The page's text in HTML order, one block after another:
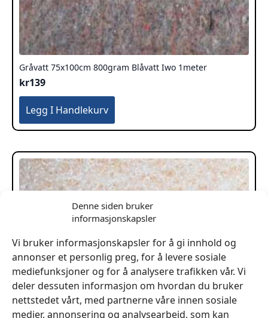
Denne siden bruker
informasjonskapsler
Vi bruker informasjonskapsler for å gi innhold og
annonser et personlig preg, for å levere sosiale
mediefunksjoner og for å analysere trafikken vår. Vi
deler dessuten informasjon om hvordan du bruker
nettstedet vårt, med partnerne våre innen sosiale
medier, annonsering og analysearbeid, som kan
Gråvatt 75x100cm 800gram Blåvatt Iwo 1meter
kr139
Legg I Handlekurv